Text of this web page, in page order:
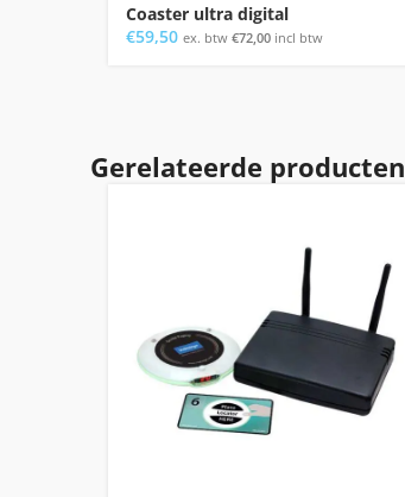
Coaster ultra digital
€59,50 ex. btw €72,00 incl btw
Gerelateerde producten